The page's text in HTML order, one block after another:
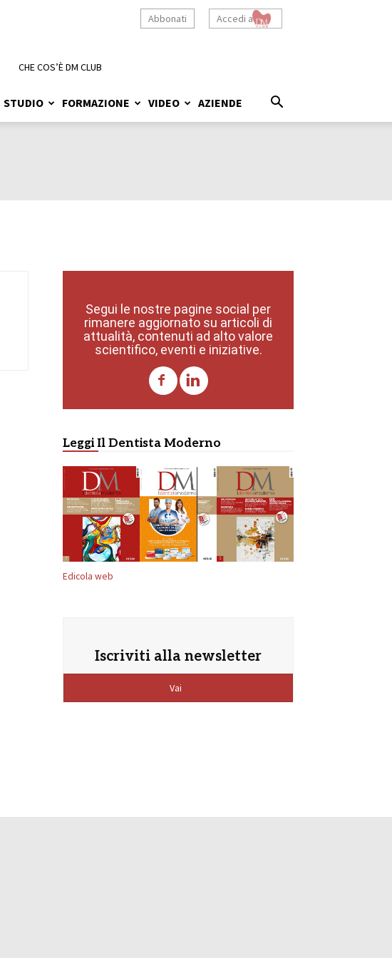
Accedi a
Abbonati
STUDIO FORMAZIONE VIDEO AZIENDE
CHE COS’È DM CLUB
Segui le nostre pagine social per
rimanere aggiornato su articoli di
attualità, contenuti ad alto valore
scientifico, eventi e iniziative.
Leggi Il Dentista Moderno
Edicola web
Iscriviti alla newsletter
Vai